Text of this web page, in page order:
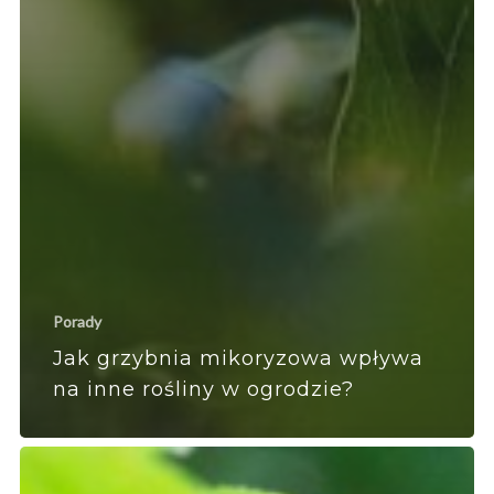
Porady
Jak grzybnia mikoryzowa wpływa
na inne rośliny w ogrodzie?